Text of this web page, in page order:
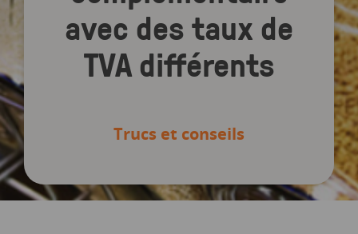
avec des taux de
TVA différents
Trucs et conseils